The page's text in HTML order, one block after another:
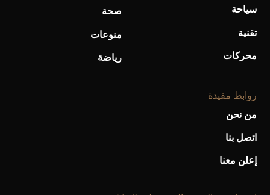
سياحة
تقنية
محركات
صحة
منوعات
رياضة
روابط مفيدة
من نحن
اتصل بنا
إعلن معنا